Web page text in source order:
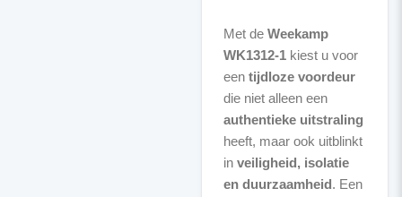
Met de Weekamp
WK1312-1kiest u voor
een tijdloze voordeur
die niet alleen een
authentieke uitstraling
heeft, maar ook uitblinkt
in veiligheid, isolatie
en duurzaamheid. Een